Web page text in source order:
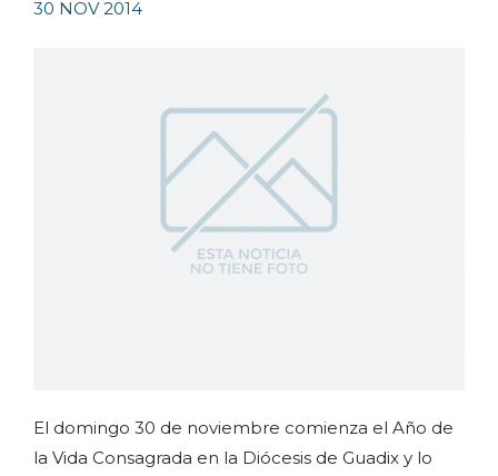
30 NOV 2014
El domingo 30 de noviembre comienza el Año de
la Vida Consagrada en la Diócesis de Guadix y lo